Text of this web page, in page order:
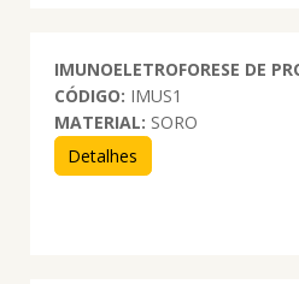
IMUNOELETROFORESE DE
CÓDIGO: IMUS1
MATERIAL: SORO
Detalhes